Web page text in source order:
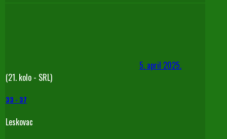
5. april 2025.
(21. kolo - SRL)
33 - 37
Leskovac